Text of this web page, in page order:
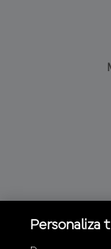
Personaliza